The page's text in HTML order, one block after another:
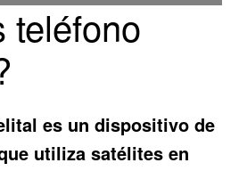
teléfono
es un dispositivo de
utiliza satélites en